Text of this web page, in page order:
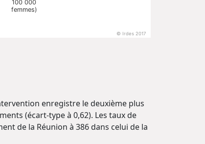
100 000
femmes)
© Irdes 2017
enregistre le deuxième plus
(écart-type à 0,62). Les taux de
de la Réunion à 386 dans celui de la